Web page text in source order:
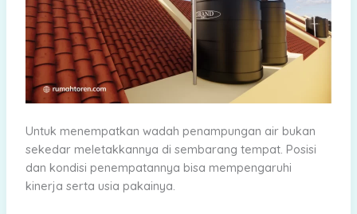
Untuk menempatkan wadah penampungan air bukan
sekedar meletakkannya di sembarang tempat. Posisi
dan kondisi penempatannya bisa mempengaruhi
kinerja serta usia pakainya.